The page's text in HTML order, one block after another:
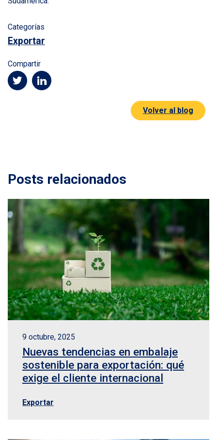
Categorías
Exportar
Compartir
Volver al blog
Posts relacionados
9 octubre, 2025
Nuevas tendencias en embalaje
sostenible para exportación: qué
exige el cliente internacional
Exportar